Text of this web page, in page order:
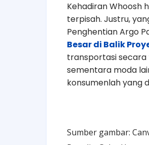
Kehadiran Whoosh
terpisah. Justru,
Penghentian Argo
Besar di Balik
transportasi secara
sementara moda
konsumenlah yang
Sumber gambar: